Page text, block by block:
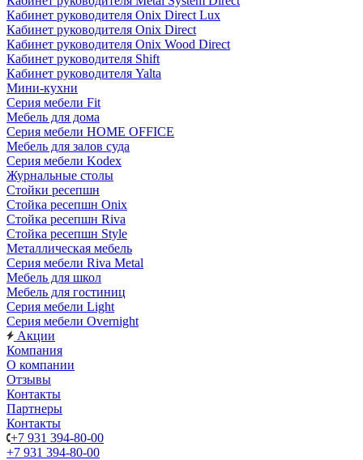
Кабинет руководителя Onix Direct Lux
Кабинет руководителя Onix Direct
Кабинет руководителя Onix Wood Direct
Кабинет руководителя Shift
Кабинет руководителя Yalta
Мини-кухни
Серия мебели Fit
Мебель для дома
Серия мебели HOME OFFICE
Мебель для залов суда
Серия мебели Kodex
Журнальные столы
Стойки ресепшн
Стойка ресепшн Onix
Стойка ресепшн Riva
Стойка ресепшн Style
Металлическая мебель
Серия мебели Riva Metal
Мебель для школ
Мебель для гостиниц
Серия мебели Light
Серия мебели Overnight
Акции
Компания
О компании
Отзывы
Контакты
Партнеры
Контакты
+7 931 394-80-00
+7 931 394-80-00